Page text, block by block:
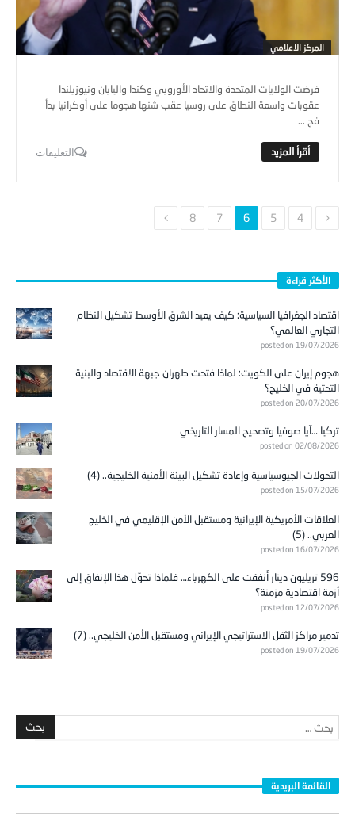
المركز الاعلامي
فرضت الولايات المتحدة والاتحاد الأوروبي وكندا واليابان ونيوزيلندا
عقوبات واسعة النطاق على روسيا عقب شنها هجوما على أوكرانيا بدأ
فج ...
التعليقات
4
5
6
7
8
الأكثر قراءة
اقتصاد الجغرافيا السياسية: كيف يعيد الشرق الأوسط تشكيل النظام
التجاري العالمي؟
posted on 19/07/2026
هجوم إيران على الكويت: لماذا فتحت طهران جبهة الاقتصاد والبنية
التحتية في الخليج؟
posted on 20/07/2026
تركيا …آيا صوفيا وتصحيح المسار التاريخي
posted on 02/08/2026
التحولات الجيوسياسية وإعادة تشكيل البيئة الأمنية الخليجية.. (4)
posted on 15/07/2026
العلاقات الأمريكية الإيرانية ومستقبل الأمن الإقليمي في الخليج
العربي.. (5)
posted on 16/07/2026
596 تريليون دينار أُنفقت على الكهرباء… فلماذا تحوّل هذا الإنفاق إلى
أزمة اقتصادية مزمنة؟
posted on 12/07/2026
تدمير مراكز الثقل الاستراتيجي الإيراني ومستقبل الأمن الخليجي.. (7)
posted on 19/07/2026
القائمة البريدية